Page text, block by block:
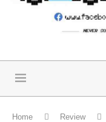
Home
Review